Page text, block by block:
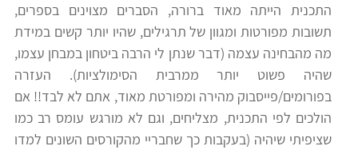
תלמידים
ממליצים
ניב
רווח
חיפוש
לימודים
התכנית הייתה מאוד ברורה, הסברים מצוינים בספרים,
תשובות מפורטות ומגוון של תרגילים, שהיו יותר קשים במידת
מה מהבחינה עצמה (דבר שנתן לי הרבה ביטחון במבחן עצמו,
שהיה פשוט יותר ממרבית הסימולציות). העזרה
בפורומים/פייסבוק מהירה ומפורטת מאוד, אתם לא לבד!! אם
הולכים לפי התכנית, מצליחים, וגם לא מורגש עומס רב כמו
שציפיתי שיהיה (בעקבות כך שחבריי מהקורסים השונים למדו